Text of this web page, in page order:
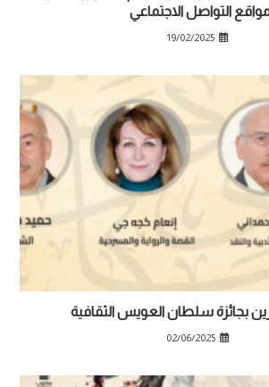
التواصل الاجتماعي
19/02/2025
بجائزة سلطان العويس الثقافية
02/06/2025